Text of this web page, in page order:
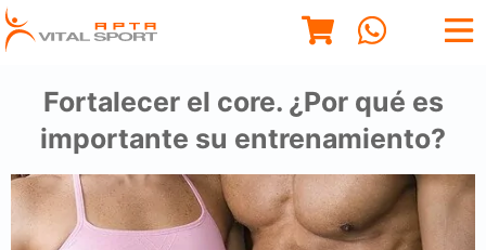
Fortalecer el core. ¿Por qué es
importante su entrenamiento?